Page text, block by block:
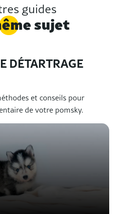
guides
sujet
DÉTARTRAGE
et conseils pour
de votre pomsky.